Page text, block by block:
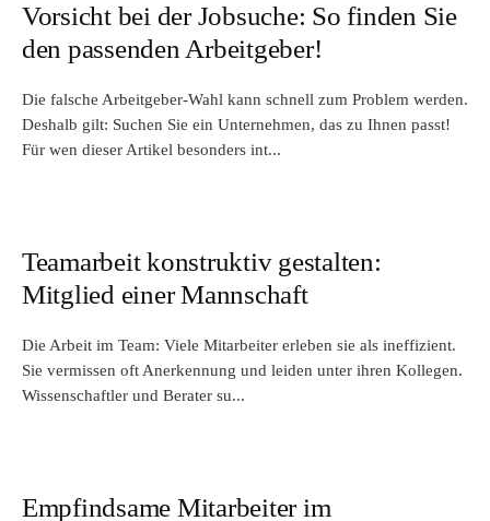
Vorsicht bei der Jobsuche: So finden Sie
den passenden Arbeitgeber!
Die falsche Arbeitgeber-Wahl kann schnell zum Problem werden.
Deshalb gilt: Suchen Sie ein Unternehmen, das zu Ihnen passt!
Für wen dieser Artikel besonders int...
Teamarbeit konstruktiv gestalten:
Mitglied einer Mannschaft
Die Arbeit im Team: Viele Mitarbeiter erleben sie als ineffizient.
Sie vermissen oft Anerkennung und leiden unter ihren Kollegen.
Wissenschaftler und Berater su...
Empfindsame Mitarbeiter im